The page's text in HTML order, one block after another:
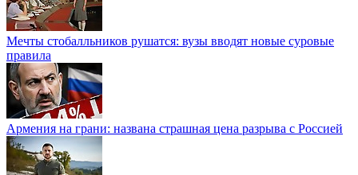
Мечты стобалльников рушатся: вузы вводят новые суровые
правила
Армения на грани: названа страшная цена разрыва с Россией